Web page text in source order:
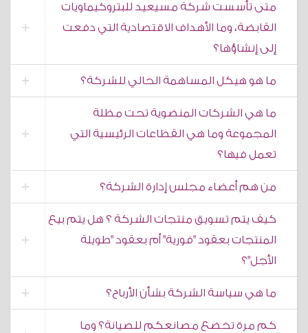
متى تأسست شركة مسيعيد للبتروكيماويات
القابضة، وما الأهداف الاقتصادية التي دفعت
إلى إنشاؤها؟
ما هو هيكل المساهمة الحالي للشركة؟
ما هي الشركات المنضوية تحت مظلة
المجموعة وما هي القطاعات الرئيسية التي
تعمل فيها؟
من هم أعضاء مجلس إدارة الشركة؟
كيف يتم تسويق منتجات الشركة ؟ هل يتم بيع
المنتجات بعقود "فورية" أم بعقود "طويلة
الأجل"؟
ما هي سياسة الشركة بشأن الأرباح؟
كم مرة تخضع مصانعكم للصيانة؟ وما